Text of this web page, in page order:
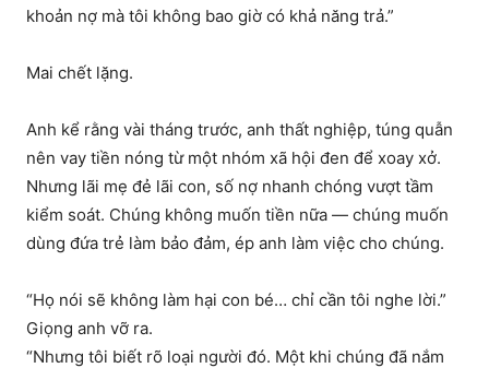
khoản nợ mà tôi không bao giờ có khả năng trả.”
Mai chết lặng.
Anh kể rằng vài tháng trước, anh thất nghiệp, túng quẫn
nên vay tiền nóng từ một nhóm xã hội đen để xoay xở.
Nhưng lãi mẹ đẻ lãi con, số nợ nhanh chóng vượt tầm
kiểm soát. Chúng không muốn tiền nữa — chúng muốn
dùng đứa trẻ làm bảo đảm, ép anh làm việc cho chúng.
“Họ nói sẽ không làm hại con bé… chỉ cần tôi nghe lời.”
Giọng anh vỡ ra.
“Nhưng tôi biết rõ loại người đó. Một khi chúng đã nắm